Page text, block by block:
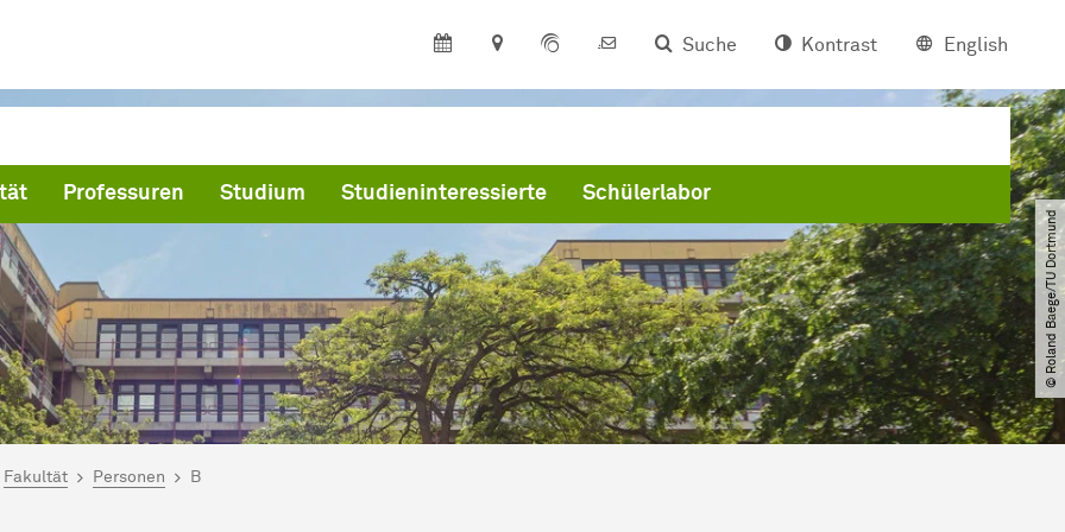
Suche Kontrast English
Professuren Studium Studieninteressierte Schülerlabor
© Roland Baege​/​TU Dortmund
hier:
Fakultät Personen B